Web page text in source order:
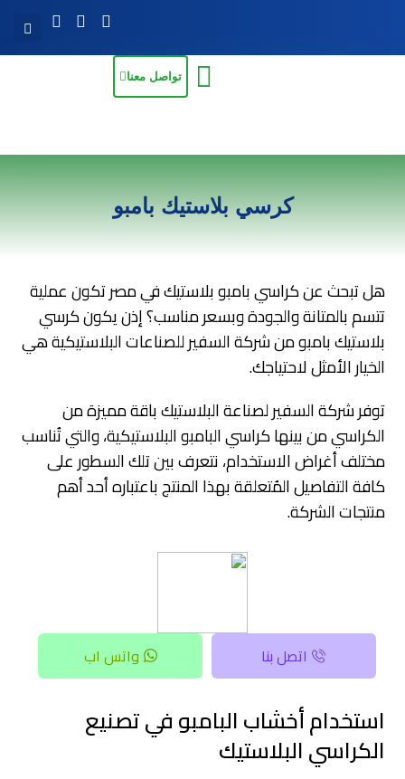
تواصل معنا
كرسي بلاستيك بامبو
هل تبحث عن كراسي بامبو بلاستيك في مصر تكون عملية
تتسم بالمتانة والجودة وبسعر مناسب؟ إذن يكون كرسي
بلاستيك بامبو من شركة السفير للصناعات البلاستيكية هي
الخيار الأمثل لاحتياجك.
توفر شركة السفير لصناعة البلاستيك باقة مميزة من
الكراسي من بينها كراسي البامبو البلاستيكية، والتي تُناسب
مختلف أغراض الاستخدام، نتعرف بين تلك السطور على
كافة التفاصيل المُتعلقة بهذا المنتج باعتباره أحد أهم
منتجات الشركة.
اتصل بنا واتس اب
استخدام أخشاب البامبو في تصنيع
الكراسي البلاستيك